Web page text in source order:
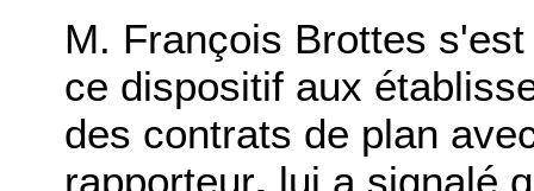
M. François Brottes
ce dispositif aux
des contrats de plan
rapporteur, lui a signalé